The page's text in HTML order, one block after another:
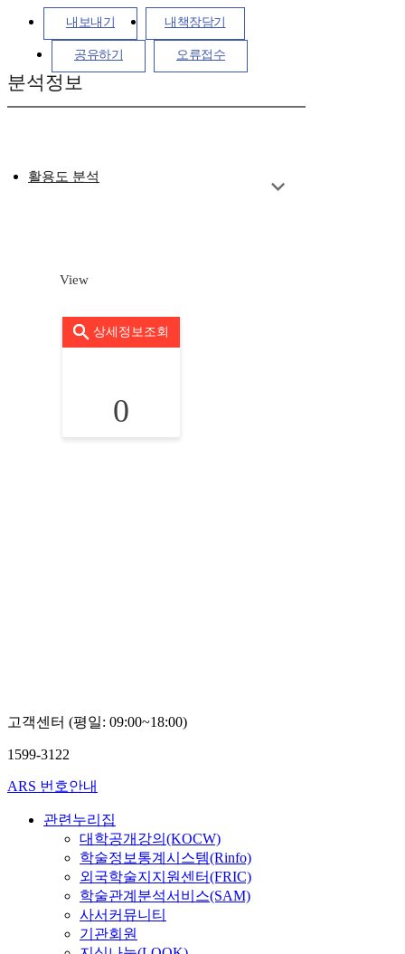
내보내기 내책장담기
공유하기 오류접수
분석정보
활용도 분석
View
상세정보조회
0
고객센터 (평일: 09:00~18:00)
1599-3122
ARS 번호안내
관련누리집
대학공개강의(KOCW)
학술정보통계시스템(Rinfo)
외국학술지지원센터(FRIC)
학술관계분석서비스(SAM)
사서커뮤니티
기관회원